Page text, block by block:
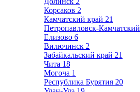
Корсаков 2
Камчатский край 21
Петропавловск-Камчатский
Елизово 6
Вилючинск 2
Забайкальский край 21
Чита 18
Могоча 1
Республика Бурятия 20